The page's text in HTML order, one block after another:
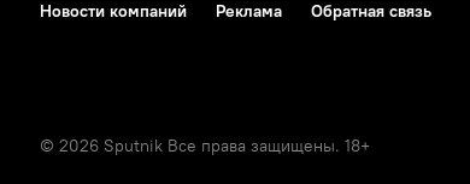
Новости компаний
Реклама Обратная связь
© 2026 Sputnik Все права защищены. 18+